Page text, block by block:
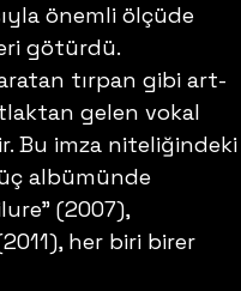
önemli ölçüde
götürdü.
tırpan gibi art-
gelen vokal
Bu imza niteliğindeki
albümünde
(2007),
her biri birer